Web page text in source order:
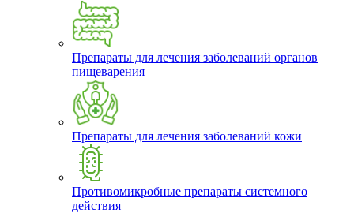
Препараты для лечения заболеваний органов
пищеварения
Препараты для лечения заболеваний кожи
Противомикробные препараты системного
действия